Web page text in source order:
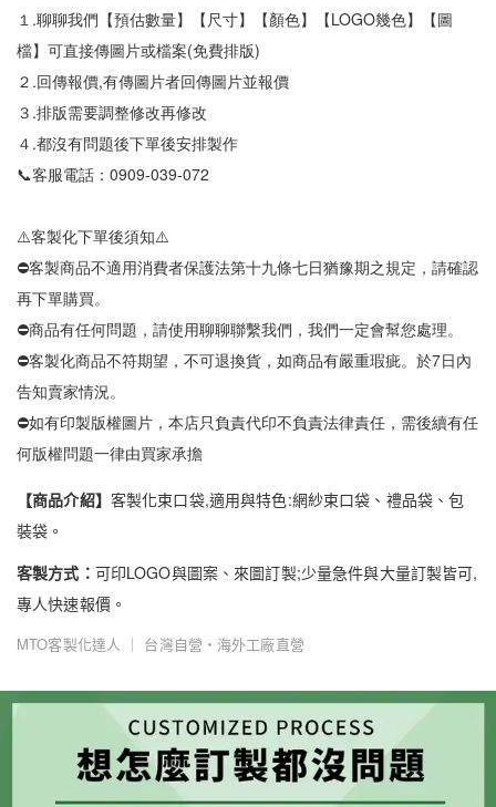
１.聊聊我們【預估數量】【尺寸】【顏色】【LOGO幾色】【圖
檔】可直接傳圖片或檔案(免費排版)
２.回傳報價,有傳圖片者回傳圖片並報價
３.排版需要調整修改再修改
４.都沒有問題後下單後安排製作
📞客服電話：0909-039-072
⚠️客製化下單後須知⚠️
⛔客製商品不適用消費者保護法第十九條七日猶豫期之規定，請確認
再下單購買。
⛔商品有任何問題，請使用聊聊聯繫我們，我們一定會幫您處理。
⛔客製化商品不符期望，不可退換貨，如商品有嚴重瑕疵。於7日內
告知賣家情況。
⛔如有印製版權圖片，本店只負責代印不負責法律責任，需後續有任
何版權問題一律由買家承擔
【商品介紹】 客製化束口袋,適用與特色:網紗束口袋、禮品袋、包
裝袋。
客製方式： 可印LOGO與圖案、來圖訂製;少量急件與大量訂製皆可,
專人快速報價。
MTO客製化達人 ｜ 台灣自營・海外工廠直營